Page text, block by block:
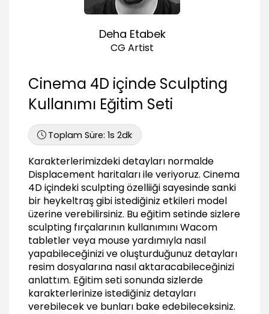
02:40
Wax brush
01:06
Knife brush
02:48
Pinch brush
00:53
Flatten brush
00:59
Inflate brush
01:01
Amplify brush
01:15
Fill brush
00:37
Repeat brush
Deha Etabek
CG Artist
Cinema 4D içinde Sculpting
Kullanımı Eğitim Seti
Toplam Süre:1s 2dk
Karakterlerimizdeki detayları normalde
Displacement haritaları ile veriyoruz. Cinema
4D içindeki sculpting özelliiği sayesinde sanki
bir heykeltraş gibi istediğiniz etkileri model
üzerine verebilirsiniz. Bu eğitim setinde sizlere
sculpting fırçalarının kullanımını Wacom
tabletler veya mouse yardımıyla nasıl
yapabileceğinizi ve oluşturduğunuz detayları
resim dosyalarına nasıl aktaracabileceğinizi
anlattım. Eğitim seti sonunda sizlerde
karakterlerinize istediğiniz detayları
verebilecek ve bunları bake edebileceksiniz.